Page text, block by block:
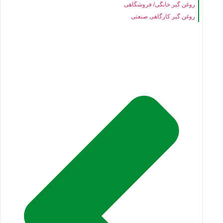
روغن گیر خانگی/ فروشگاهی
روغن گیر کارگاهی صنعتی